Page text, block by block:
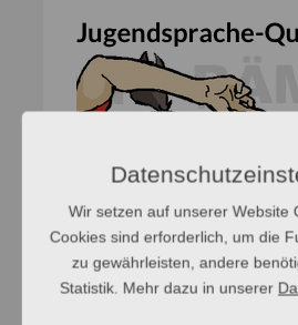
Wir setzen auf unserer Website
Cookies sind erforderlich, um die
zu gewährleisten, andere
Statistik. Mehr dazu in unserer